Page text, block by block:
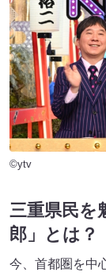
©ytv
三重県民を
郎」とは？
今、首都圏を中